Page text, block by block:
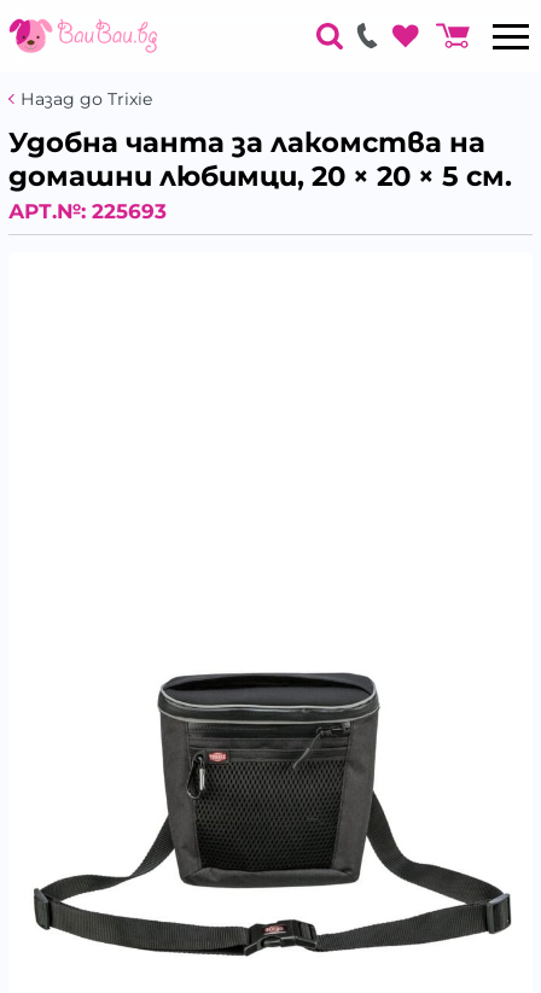
Назад до Trixie
Удобна чанта за лакомства на
домашни любимци, 20 × 20 × 5 см.
АРТ.№: 225693